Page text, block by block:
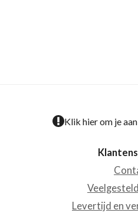
Klik hier om je
Levertijd en